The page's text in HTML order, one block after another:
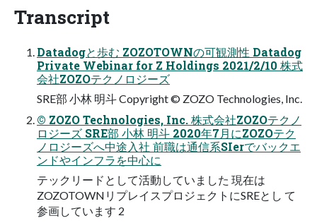
Transcript
Datadogと歩む ZOZOTOWNの可観測性 Datadog
Private Webinar for Z Holdings 2021/2/10 株式
会社ZOZOテクノロジーズ
SRE部 小林 明斗 Copyright © ZOZO Technologies, Inc.
© ZOZO Technologies, Inc. 株式会社ZOZOテクノ
ロジーズ SRE部 小林 明斗 2020年7月にZOZOテク
ノロジーズへ中途入社 前職は通信系SIerでバックエ
ンドやインフラを中心に
テックリードとして活動していました 現在は
ZOZOTOWNリプレイスプロジェクトにSREとし て
参画しています 2